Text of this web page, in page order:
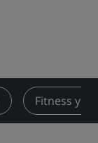
Fitness y